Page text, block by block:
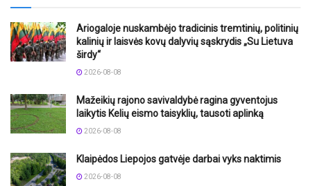
Ariogaloje nuskambėjo tradicinis tremtinių, politinių
kalinių ir laisvės kovų dalyvių sąskrydis „Su Lietuva
širdy“
2026-08-08
Mažeikių rajono savivaldybė ragina gyventojus
laikytis Kelių eismo taisyklių, tausoti aplinką
2026-08-08
Klaipėdos Liepojos gatvėje darbai vyks naktimis
2026-08-08